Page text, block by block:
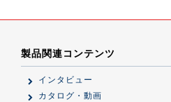
製品関連コンテンツ
インタビュー
カタログ・動画